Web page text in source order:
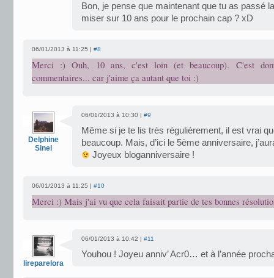
Bon, je pense que maintenant que tu as passé
miser sur 10 ans pour le prochain cap ? xD
06/01/2013 à 11:25 | #8
Merci :) Ouh, 10 ans, c'est loin (et beaucoup). C'est
commentaires... car j'aime ça autant que toi :)
Delphine
Sinel
06/01/2013 à 10:30 | #9
Même si je te lis très régulièrement, il est vrai
beaucoup. Mais, d’ici le 5ème anniversaire,
Joyeux bloganniversaire !
06/01/2013 à 11:25 | #10
Merci :) Mais j'ai vu que cela faisait partie de tes bonnes
lireparelora
06/01/2013 à 10:42 | #11
Youhou ! Joyeu anniv’ Acr0… et à l’année